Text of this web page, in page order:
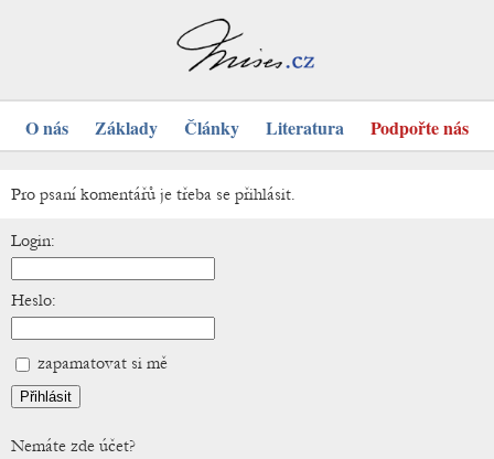
O nás Základy Články Literatura Podpořte nás
Pro psaní komentářů je třeba se přihlásit.
Login:
Heslo:
zapamatovat si mě
Nemáte zde účet?